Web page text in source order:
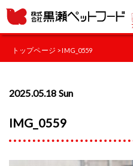
トップページ > IMG_0559
2025.05.18 Sun
IMG_0559